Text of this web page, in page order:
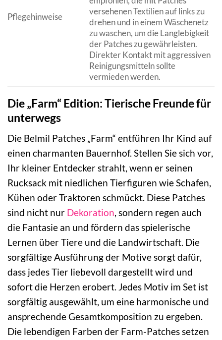
Pflegehinweise
versehenen Textilien auf links zu
drehen und in einem Wäschenetz
zu waschen, um die Langlebigkeit
der Patches zu gewährleisten.
Direkter Kontakt mit aggressiven
Reinigungsmitteln sollte
vermieden werden.
Die „Farm“ Edition: Tierische Freunde für
unterwegs
Die Belmil Patches „Farm“ entführen Ihr Kind auf
einen charmanten Bauernhof. Stellen Sie sich vor,
Ihr kleiner Entdecker strahlt, wenn er seinen
Rucksack mit niedlichen Tierfiguren wie Schafen,
Kühen oder Traktoren schmückt. Diese Patches
sind nicht nur Dekoration, sondern regen auch
die Fantasie an und fördern das spielerische
Lernen über Tiere und die Landwirtschaft. Die
sorgfältige Ausführung der Motive sorgt dafür,
dass jedes Tier liebevoll dargestellt wird und
sofort die Herzen erobert. Jedes Motiv im Set ist
sorgfältig ausgewählt, um eine harmonische und
ansprechende Gesamtkomposition zu ergeben.
Die lebendigen Farben der Farm-Patches setzen